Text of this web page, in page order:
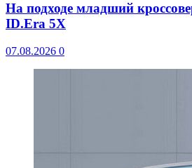
На подходе младший
ID.Era 5X
07.08.2026 0